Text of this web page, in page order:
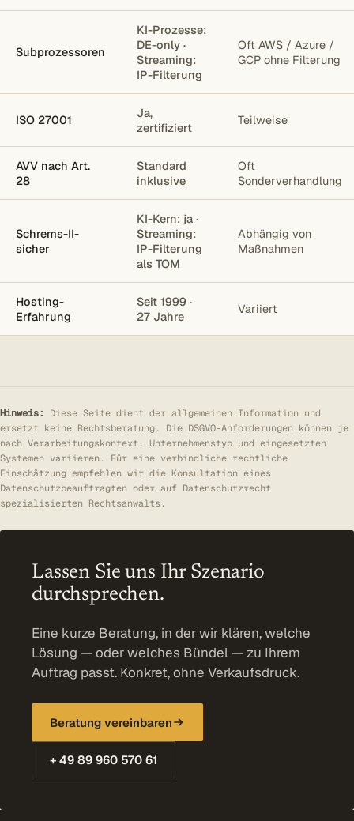
Subprozessoren
KI-Prozesse:
DE-only ·
Streaming:
IP-Filterung
Oft AWS / Azure /
GCP ohne Filterung
ISO 27001
Ja,
zertifiziert
Teilweise
AVV nach Art.
28
Standard
inklusive
Oft
Sonderverhandlung
Schrems-II-
sicher
KI-Kern: ja ·
Streaming:
IP-Filterung
als TOM
Abhängig von
Maßnahmen
Hosting-
Erfahrung
Seit 1999 ·
27 Jahre
Variiert
Hinweis:
Diese Seite dient der allgemeinen Information und
ersetzt keine Rechtsberatung. Die DSGVO-Anforderungen können je
nach Verarbeitungskontext, Unternehmenstyp und eingesetzten
Systemen variieren. Für eine verbindliche rechtliche
Einschätzung empfehlen wir die Konsultation eines
Datenschutzbeauftragten oder auf Datenschutzrecht
spezialisierten Rechtsanwalts.
Lassen Sie uns Ihr Szenario
durchsprechen.
Eine kurze Beratung, in der wir klären, welche
Lösung — oder welches Bündel — zu Ihrem
Auftrag passt. Konkret, ohne Verkaufsdruck.
Beratung vereinbaren
+ 49 89 960 570 61